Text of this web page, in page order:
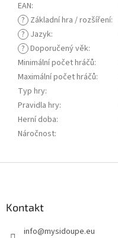
EAN:
? Základní hra / rozšíření:
? Jazyk:
? Doporučený věk:
Minimální počet hráčů:
Maximální počet hráčů:
Typ hry:
Pravidla hry:
Herní doba:
Náročnost:
Kontakt
info@mysidoupe.eu